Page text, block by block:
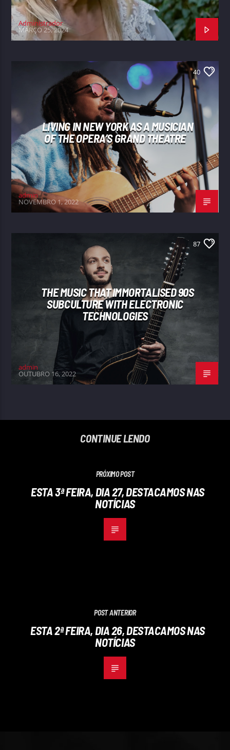
Administrador
MARÇO 25, 2024
40
LIVING IN NEW YORK AS A MUSICIAN
OF THE OPERA’S GRAND THEATRE
admin
NOVEMBRO 1, 2022
87
THE MUSIC THAT IMMORTALISED 90S
SUBCULTURE WITH ELECTRONIC
TECHNOLOGIES
admin
OUTUBRO 16, 2022
CONTINUE LENDO
PRÓXIMO POST
ESTA 3ª FEIRA, DIA 27, DESTACAMOS NAS
NOTÍCIAS
POST ANTERIOR
ESTA 2ª FEIRA, DIA 26, DESTACAMOS NAS
NOTÍCIAS